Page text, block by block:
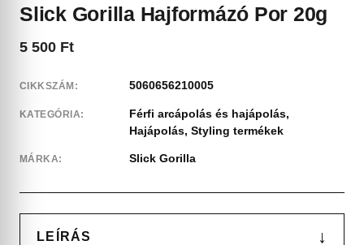
Slick Gorilla Hajformázó Por 20g
5 500 Ft
CIKKSZÁM: 5060656210005
KATEGÓRIA: Férfi arcápolás és hajápolás,
Hajápolás, Styling termékek
MÁRKA: Slick Gorilla
LEÍRÁS ↓